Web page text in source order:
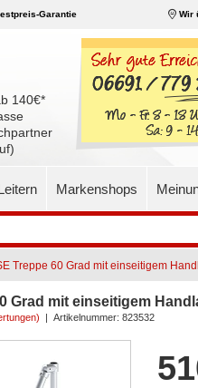
Garantie Wir
140€*
Markenshops
Treppe 60 Grad mit einseitigem
Grad mit einseitigem
| Artikelnummer: 823532